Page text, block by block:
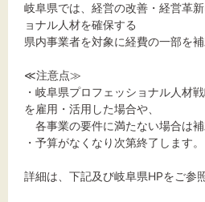
背景色
黒 白
岐阜県では、経営の改善・経営革
ョナル人材を確保する
県内事業者を対象に経費の一部を補
≪注意点≫
・岐阜県プロフェッショナル人材
を雇用・活用した場合や、
各事業の要件に満たない場合は補
・予算がなくなり次第終了します。
詳細は、下記及び岐阜県HPをご参